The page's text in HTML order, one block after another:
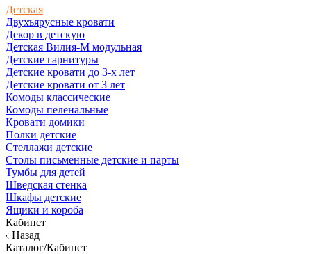
Детская
Двухъярусные кровати
Декор в детскую
Детская Вилия-М модульная
Детские гарнитуры
Детские кровати до 3-х лет
Детские кровати от 3 лет
Комоды классические
Комоды пеленальные
Кровати домики
Полки детские
Стеллажи детские
Столы письменные детские и парты
Тумбы для детей
Шведская стенка
Шкафы детские
Ящики и короба
Кабинет
Назад
Каталог/Кабинет